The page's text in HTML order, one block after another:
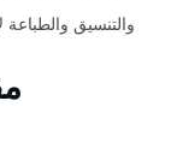
والتنسيق